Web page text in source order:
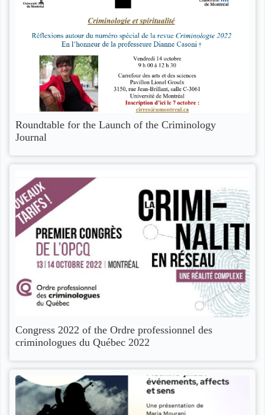
Roundtable for the Launch of the Criminology
Journal
Congress 2022 of the Ordre professionnel des
criminologues du Québec 2022